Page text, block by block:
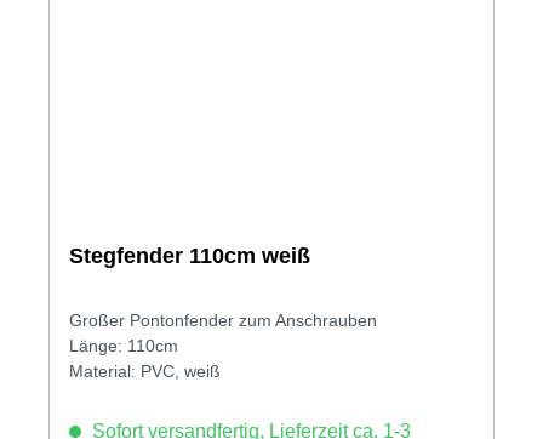
Stegfender 110cm weiß
Großer Pontonfender zum Anschrauben
Länge: 110cm
Material: PVC, weiß
Sofort versandfertig, Lieferzeit ca. 1-3